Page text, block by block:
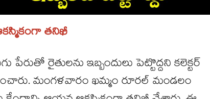
తనిఖీ
పేరుతో రైతులను ఇబ్బందులు పెట్టొద్దని కలెక్టర్
మంగళవారం ఖమ్మం రూరల్ మండలం